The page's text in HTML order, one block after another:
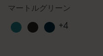
マートルグリーン
+4